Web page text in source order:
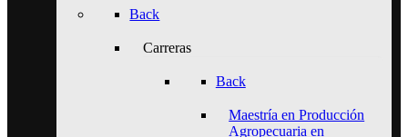
Back
Carreras
Back
Maestría en Producción
Agropecuaria en